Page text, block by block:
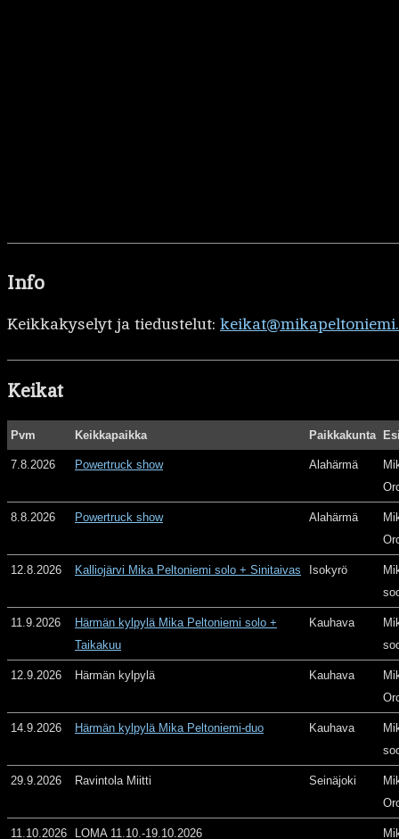
Info
Keikkakyselyt ja tiedustelut:
Keikat
Pvm Keikkapaikka Paikkakunta
7.8.2026 Powertruck show Alahärmä
8.8.2026 Powertruck show Alahärmä
12.8.2026 Kalliojärvi Mika Peltoniemi solo + Sinitaivas Isokyrö
11.9.2026
Härmän kylpylä Mika Peltoniemi solo +
Taikakuu
Kauhava
12.9.2026 Härmän kylpylä Kauhava
14.9.2026 Härmän kylpylä Mika Peltoniemi-duo Kauhava
29.9.2026 Ravintola Miitti Seinäjoki
11.10.2026 LOMA 11.10.-19.10.2026